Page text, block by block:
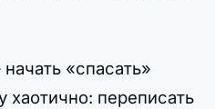
«спасать»
хаотично: переписать